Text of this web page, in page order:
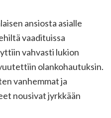
ansiosta asialle
vaadituissa
vahvasti lukion
olankohautuksin.
vanhemmat ja
nousivat jyrkkään